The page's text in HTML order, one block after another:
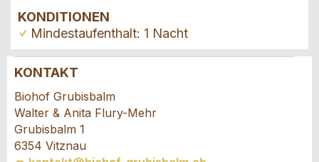
KONDITIONEN
Mindestaufenthalt: 1 Nacht
Anzeige beanstanden
Ihr Feedback wird sehr geschätzt!
Anzeige weiterempfehlen
Empfehlen Sie diese Anzeige an Freunde weiter.
KONTAKT
Biohof Grubisbalm
Walter & Anita Flury-Mehr
Grubisbalm 1
6354 Vitznau